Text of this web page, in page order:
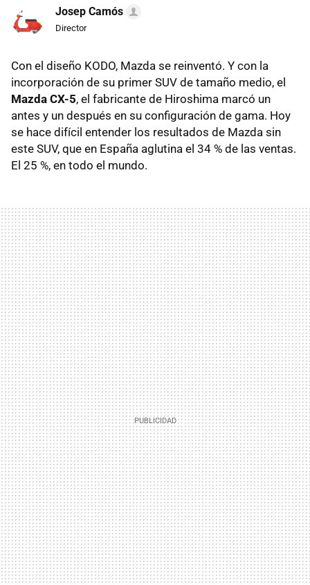
Josep Camós
Director
Con el diseño KODO, Mazda se reinventó. Y con la
incorporación de su primer SUV de tamaño medio, el
Mazda CX-5, el fabricante de Hiroshima marcó un
antes y un después en su configuración de gama. Hoy
se hace difícil entender los resultados de Mazda sin
este SUV, que en España aglutina el 34 % de las ventas.
El 25 %, en todo el mundo.